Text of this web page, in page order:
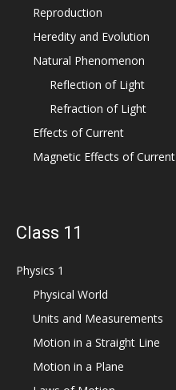
Reproduction
Heredity and Evolution
Natural Phenomenon
Reflection of Light
Refraction of Light
Effects of Current
Magnetic Effects of Current
Class 11
Physics 1
Physical World
Units and Measurements
Motion in a Straight Line
Motion in a Plane